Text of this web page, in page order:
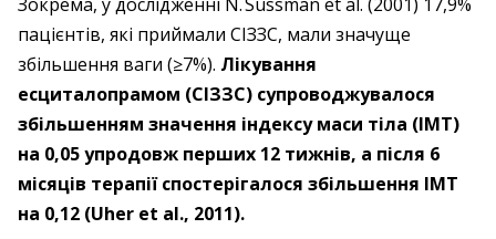
пацієнтів, які приймали СІЗЗС, мали значуще
збільшення ваги (≥7%). Лікування
есциталопрамом (­СІЗЗС) супроводжувалося
збільшенням значення індексу маси тіла (ІМТ)
на 0,05 упродовж перших 12 тижнів, а ­після 6
місяців терапії спостерігалося збільшення ІМТ
на 0,12 (Uher et al., 2011).